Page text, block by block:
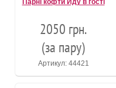
Парні кофти Йду в гості
2050 грн.
(за пару)
Артикул: 44421